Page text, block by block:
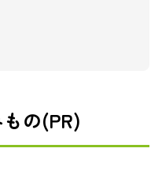
の(PR)